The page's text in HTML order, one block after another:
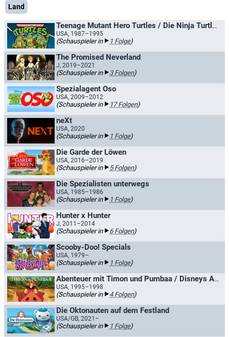
Land
Teenage Mutant Hero Turtles / Die Ninja Turtles
USA, 1987–1995
(Schauspieler in 1 Folge)
The Promised Neverland
J, 2019–2021
(Schauspieler in 3 Folgen)
Spezialagent Oso
USA, 2009–2012
(Schauspieler in 17 Folgen)
neXt
USA, 2020
(Schauspieler in 1 Folge)
Die Garde der Löwen
USA, 2016–2019
(Schauspieler in 5 Folgen)
Die Spezialisten unterwegs
USA, 1985–1986
(Schauspieler in 1 Folge)
Hunter x Hunter
J, 2011–2014
(Schauspieler in 6 Folgen)
Scooby-Doo! Specials
USA, 1979–
(Schauspieler in 1 Folge)
Abenteuer mit Timon und Pumbaa / Disneys Abenteuer mit Timon und Pumbaa
USA, 1995–1998
(Schauspieler in 4 Folgen)
Die Oktonauten auf dem Festland
USA/GB, 2021–
(Schauspieler in 1 Folge)